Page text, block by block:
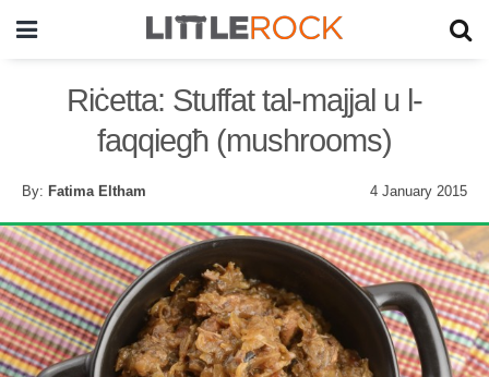
Riċetta: Stuffat tal-majjal u l-
faqqiegħ (mushrooms)
By: Fatima Eltham 4 January 2015